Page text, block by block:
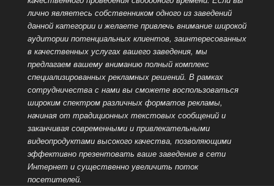
лично являетесь собственником одного из заведений
данной категории и желаете привлечь внимание широкой
аудитории потенциальных клиентов, заинтересованных
в качественных услугах вашего заведения, мы
предлагаем вашему вниманию полный комплекс
специализированных рекламных решений. В рамках
сотрудничества с нами вы сможете воспользоваться
широким спектром различных форматов рекламы,
начиная от традиционных текстовых сообщений и
заканчивая современными и привлекательными
видеопродуктами высокого качества, позволяющими
эффективно презентовать ваше заведение в сети
Интернет и существенно увеличить поток
посетителей.